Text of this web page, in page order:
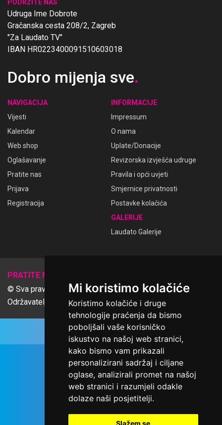
Mi koristimo kolačiće
Koristimo kolačiće i druge
tehnologije praćenja da bismo
poboljšali vaše korisničko
iskustvo na našoj web stranici,
kako bismo vam prikazali
personalizirani sadržaj i ciljane
oglase, analizirali promet na našoj
web stranici i razumjeli odakle
dolaze naši posjetitelji.
Slažem se
PODRŽITE NAS
Udruga Ime Dobrote
Gračanska cesta 208/2, Zagreb
"Za Laudato TV"
IBAN HR0223400091510603018
Dobro mijenja sve.
NAVIGACIJA
Vijesti
Kalendar
Web shop
Oglašavanje
Pratite nas
Prijava
Registracija
INFORMACIJE
Impressum
O nama
Uplate/Donacije
Revizorska izvješća udruge
Pravila i opći uvjeti
Smjernice privatnosti
Postavke kolačića
GALERIJE
Laudato Galerije
PRATITE NAS
© Sva prava pridržana Udruga Ime dobrote
Održavatelj Netcom d.o.o., Riva 6, Rijeka